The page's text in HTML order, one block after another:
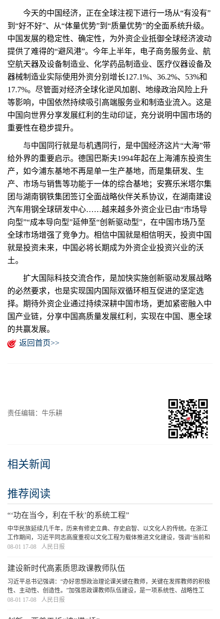
今天的中国经济，正在全球注视下进行一场从“有没有”
到“好不好”、从“体量优势”到“质量优势”的全面系统升级。
中国发展的稳定性、确定性，为外资企业抵御全球经济波动
提供了难得的“避风港”。今年上半年，电子商务服务业、航
空航天器及设备制造业、化学药品制造业、医疗仪器设备及
器械制造业实际使用外资分别增长127.1%、36.2%、53%和
17.7%。尽管面对经济全球化逆风加剧、地缘政治风险上升
等影响，中国依然持续吸引高端服务业和制造业流入。这是
中国向世界分享发展红利的生动印证，充分说明中国市场的
重要性在稳步提升。
与中国同行就是与机遇同行，是中国经济这片“大海”带
给外界的重要启示。德国巴斯夫1994年起在上海浦东投资生
产，如今浦东基地不再是单一生产基地，而是集研发、生
产、市场与销售等功能于一体的综合基地；安赛乐米塔尔集
团与湖南钢铁集团签订全面战略伙伴关系协议，在湖南建设
汽车用钢全球研发中心……越来越多外资企业已由“市场导
向型”“成本导向型”延伸至“创新驱动型”，在中国市场乃至
全球市场增强了竞争力。相信中国就是相信明天，投资中国
就是投资未来，中国必将长期成为外资企业投资兴业的沃
土。
扩大国际科技交流合作，是加快实施创新驱动发展战略
的必然要求，也是实现国内国际双循环相互促进的坚定选
择。期待外资企业通过持续深耕中国市场，更加紧密融入中
国产业链，分享中国高质量发展红利，实现在中国、惠全球
的共赢发展。
返回首页>>
责任编辑：牛乐耕
相关新闻
推荐阅读
“‘功在当今，利在千秋’的系统工程”
中华民族延续几千年，历来有修史立典、存史启智、以文化人的传统。在浙江
工作期间，习近平同志高度重视以文化工程为载体推进文化建设，强调“当前和
今后一个时期，要重点研究、论证和抓好推进文化大省建设的重大工程建设，
08-01 17-08 人民日报
建设新时代高素质思政课教师队伍
习近平总书记强调：“办好思想政治理论课关键在教师，关键在发挥教师的积极
性、主动性、创造性。”加强思政课教师队伍建设，是一项系统性、战略性工
程，必须坚持在强化政治建设、提升专业能力、推动协同育人、健全评价体系
08-01 17-08 人民日报